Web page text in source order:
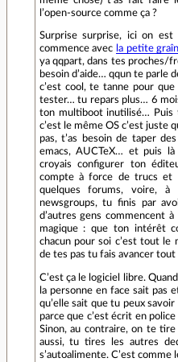
l’open-source comme ça ?
Surprise surprise, ici on est
commence avec la petite
ya qqpart, dans tes proches/
besoin d’aide… qqun te parle
c’est cool, te tanne pour
tester… tu repars plus… 6
ton multiboot inutilisé…
c’est le même OS c’est juste
pas, t’as besoin de taper
emacs, AUCTeX… et puis
croyais configurer ton
compte à force de trucs et
quelques forums, voire, à
newsgroups, tu finis par
d’autres gens commencent
magique : que ton intérêt
chacun pour soi c’est tout le
de tes pas tu fais avancer tout
C’est ça le logiciel libre.
la personne en face sait pas
qu’elle sait que tu peux
parce que c’est écrit en
Sinon, au contraire, on te tire
aussi, tu tires les autres
s’autoalimente. C’est